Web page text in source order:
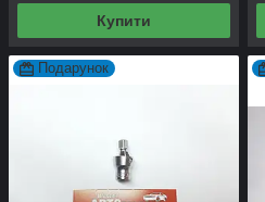
Купити
Подарунок